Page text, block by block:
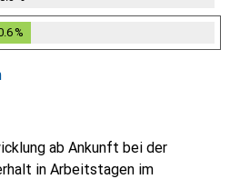
%
ab Ankunft bei der
in Arbeitstagen im